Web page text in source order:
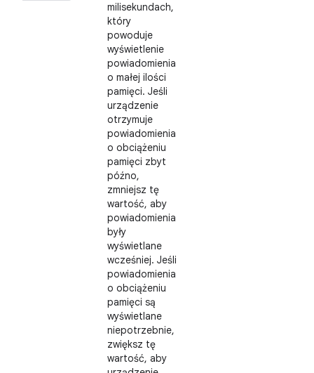
milisekundach,
który
powoduje
wyświetlenie
powiadomienia
o małej ilości
pamięci. Jeśli
urządzenie
otrzymuje
powiadomienia
o obciążeniu
pamięci zbyt
późno,
zmniejsz tę
wartość, aby
powiadomienia
były
wyświetlane
wcześniej. Jeśli
powiadomienia
o obciążeniu
pamięci są
wyświetlane
niepotrzebnie,
zwiększ tę
wartość, aby